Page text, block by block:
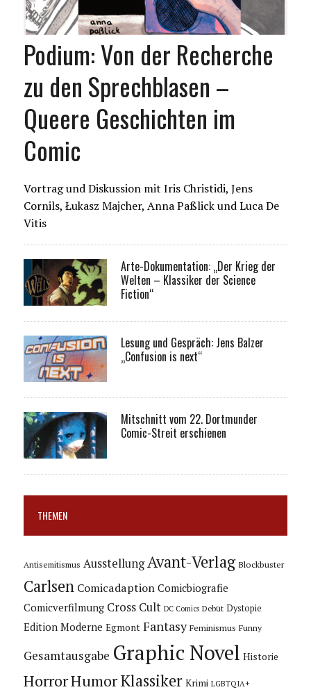
Podium: Von der Recherche
zu den Sprechblasen –
Queere Geschichten im
Comic
Vortrag und Diskussion mit Iris Christidi, Jens
Cornils, Łukasz Majcher, Anna Paßlick und Luca De
Vitis
Arte-Dokumentation: „Der Krieg der
Welten – Klassiker der Science
Fiction“
Lesung und Gespräch: Jens Balzer
„Confusion is next“
Mitschnitt vom 22. Dortmunder
Comic-Streit erschienen
THEMEN
Antisemitismus Ausstellung Avant-Verlag Blockbuster
Carlsen Comicadaption Comicbiografie
Comicverfilmung Cross Cult DC Comics Debüt Dystopie
Edition Moderne Egmont Fantasy Feminismus Funny
Gesamtausgabe Graphic Novel Historie
HorrorHumorKlassiker Krimi LGBTQIA+